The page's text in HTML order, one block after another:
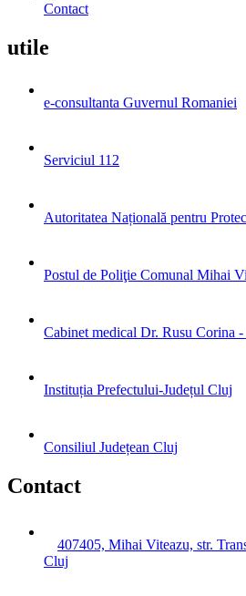
Contact
utile
e-consultanta Guvernul Romaniei
Serviciul 112
Autoritatea Națională pentru
Postul de Poliţie Comunal Mihai
Cabinet medical Dr. Rusu Corina
Instituția Prefectului-Județul Cluj
Consiliul Județean Cluj
Contact
407405, Mihai Viteazu, str.
Cluj